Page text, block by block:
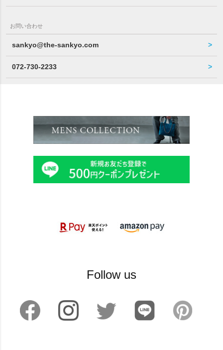
お問い合わせ
sankyo@the-sankyo.com
072-730-2233
Follow us